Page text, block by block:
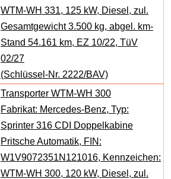
WTM-WH 331, 125 kW, Diesel, zul.
Gesamtgewicht 3.500 kg, abgel. km-
Stand 54.161 km, EZ 10/22, TüV
02/27
(Schlüssel-Nr. 2222/BAV)
Transporter WTM-WH 300
Fabrikat: Mercedes-Benz, Typ:
Sprinter 316 CDI Doppelkabine
Pritsche Automatik, FIN:
W1V9072351N121016, Kennzeichen:
WTM-WH 300, 120 kW, Diesel, zul.